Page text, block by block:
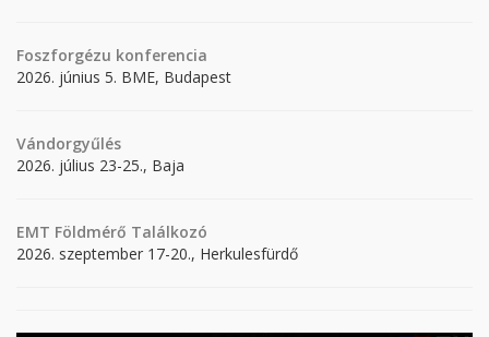
Foszforgézu konferencia
2026. június 5. BME, Budapest
Vándorgyűlés
2026. július 23-25., Baja
EMT Földmérő Találkozó
2026. szeptember 17-20., Herkulesfürdő